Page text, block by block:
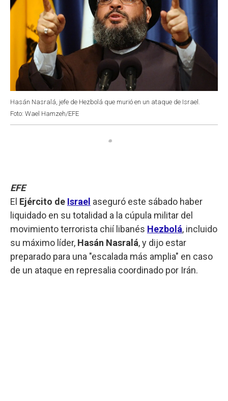
Hasán Nasralá, jefe de Hezbolá que murió en un ataque de Israel.
Foto: Wael Hamzeh/EFE
EFE
El Ejército de Israel aseguró este sábado haber
liquidado en su totalidad a la cúpula militar del
movimiento terrorista chií libanés Hezbolá, incluido
su máximo líder, Hasán Nasralá, y dijo estar
preparado para una "escalada más amplia" en caso
de un ataque en represalia coordinado por Irán.